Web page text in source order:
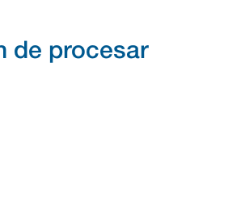
de procesar